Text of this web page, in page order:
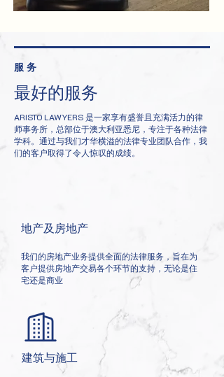
服务
最好的服务
ARISTO LAWYERS 是一家享有盛誉且充满活力的律
师事务所，总部位于澳大利亚悉尼，专注于各种法律
学科。通过与我们才华横溢的法律专业团队合作，我
们的客户取得了令人惊叹的成绩。
地产及房地产
我们的房地产业务提供全面的法律服务，旨在为
客户提供房地产交易各个环节的支持，无论是住
宅还是商业
建筑与施工